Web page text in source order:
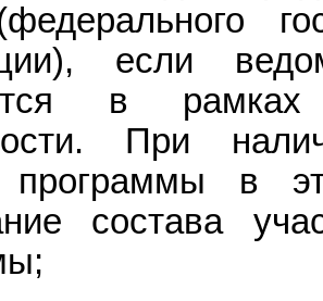
если
в рамках
При
программы в
состава